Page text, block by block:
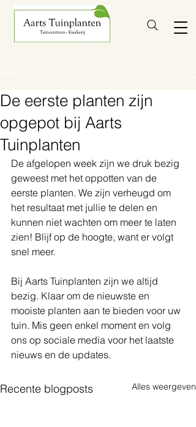
De eerste planten zijn
opgepot bij Aarts
Tuinplanten
De afgelopen week zijn we druk bezig
geweest met het oppotten van de
eerste planten. We zijn verheugd om
het resultaat met jullie te delen en
kunnen niet wachten om meer te laten
zien! Blijf op de hoogte, want er volgt
snel meer.
Bij Aarts Tuinplanten zijn we altijd
bezig. Klaar om de nieuwste en
mooiste planten aan te bieden voor uw
tuin. Mis geen enkel moment en volg
ons op sociale media voor het laatste
nieuws en de updates.
Recente blogposts Alles weergeven